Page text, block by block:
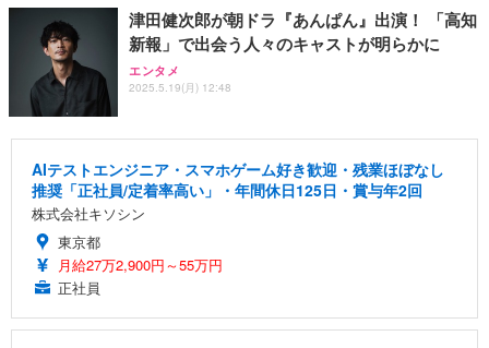
津田健次郎が朝ドラ『あんぱん』出演！ 「高知
新報」で出会う人々のキャストが明らかに
エンタメ
2025.5.19(月) 12:48
AIテストエンジニア・スマホゲーム好き歓迎・残業ほぼなし
推奨「正社員/定着率高い」・年間休日125日・賞与年2回
株式会社キソシン
東京都
月給27万2,900円～55万円
正社員